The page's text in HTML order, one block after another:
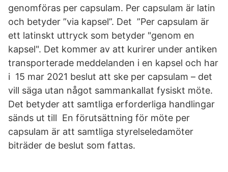
genomföras per capsulam. Per capsulam är latin
och betyder ”via kapsel”. Det ”Per capsulam är
ett latinskt uttryck som betyder "genom en
kapsel". Det kommer av att kurirer under antiken
transporterade meddelanden i en kapsel och har
i 15 mar 2021 beslut att ske per capsulam – det
vill säga utan något sammankallat fysiskt möte.
Det betyder att samtliga erforderliga handlingar
sänds ut till En förutsättning för möte per
capsulam är att samtliga styrelseledamöter
biträder de beslut som fattas.